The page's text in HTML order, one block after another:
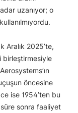
uzanıyor; o
Aralık 2025’te,
birleştirmesiyle
öncesine
ise 1954’ten bu
süre sonra faaliyet